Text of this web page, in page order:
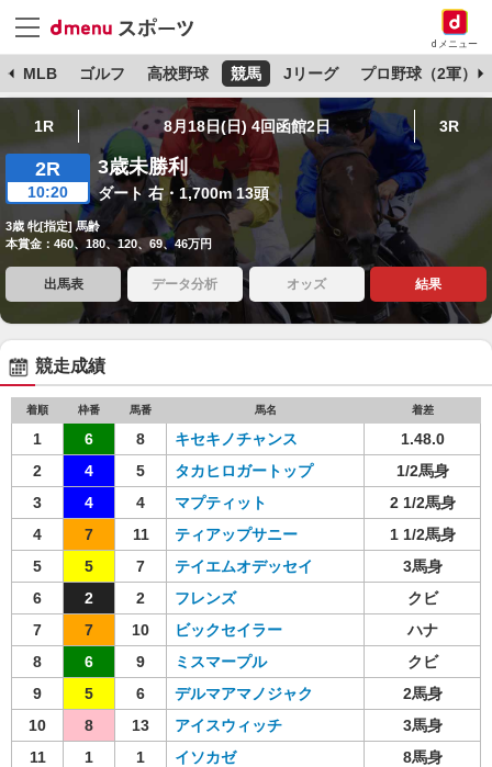
dメニュー
MLB ゴルフ 高校野球 競馬 Jリーグ プロ野球（2軍）
1R 8月18日(日) 4回函館2日 3R
2R
10:20
3歳未勝利
ダート 右・1,700m 13頭
3歳 牝[指定] 馬齢
本賞金：460、180、120、69、46万円
出馬表 データ分析 オッズ 結果
競走成績
着順 枠番 馬番 馬名 着差
1 6 8 キセキノチャンス
1.48.0
2
4 5 タカヒロガートップ
1/2馬身
3
4 4 マプティット
2 1/2馬身
4
7 11 ティアップサニー
1 1/2馬身
5
5 7 テイエムオデッセイ
3馬身
6
2 2 フレンズ
クビ
7
7 10 ビックセイラー
ハナ
8
6 9 ミスマープル
クビ
9
5 6 デルマアマノジャク
2馬身
10
8 13 アイスウィッチ
3馬身
11
1 1 イソカゼ
8馬身